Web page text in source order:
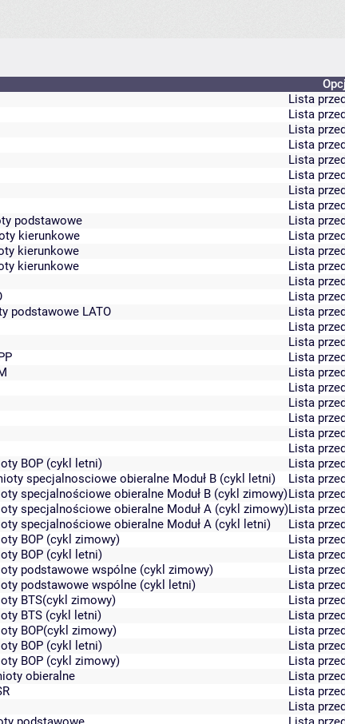
Lista
Lista
Lista
Lista
Lista
Lista
Lista
Lista
podstawowe
Lista
kierunkowe
Lista
kierunkowe
Lista
kierunkowe
Lista
Lista
Lista
podstawowe LATO
Lista
Lista
Lista
Lista
Lista
Lista
Lista
Lista
Lista
Lista
BOP (cykl letni)
Lista
specjalnosciowe obieralne Moduł B (cykl letni)
Lista
specjalnościowe obieralne Moduł B (cykl zimowy)Lista
specjalnościowe obieralne Moduł A (cykl zimowy)Lista
specjalnościowe obieralne Moduł A (cykl letni)
Lista
BOP (cykl zimowy)
Lista
BOP (cykl letni)
Lista
podstawowe wspólne (cykl zimowy)
Lista
podstawowe wspólne (cykl letni)
Lista
BTS(cykl zimowy)
Lista
BTS (cykl letni)
Lista
BOP(cykl zimowy)
Lista
BOP (cykl letni)
Lista
BOP (cykl zimowy)
Lista
obieralne
Lista
Lista
Lista